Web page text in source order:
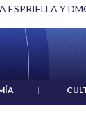
ESPRIELLA Y DMG
|